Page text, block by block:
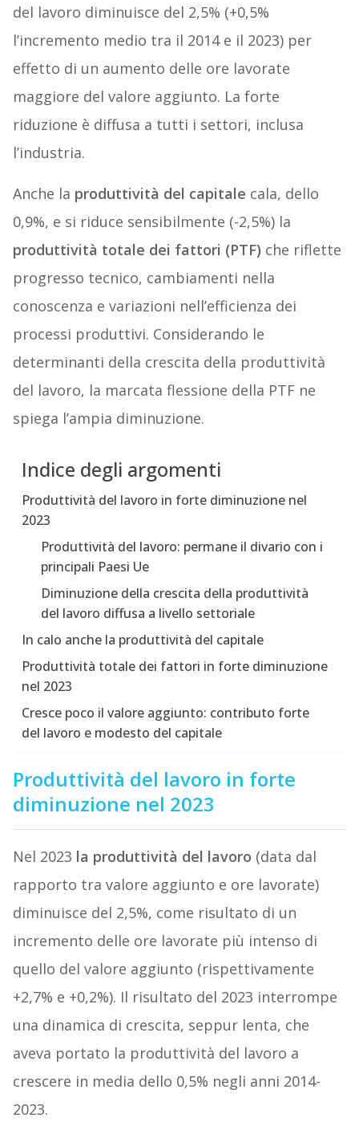
del lavoro diminuisce del 2,5% (+0,5%
l’incremento medio tra il 2014 e il 2023) per
effetto di un aumento delle ore lavorate
maggiore del valore aggiunto. La forte
riduzione è diffusa a tutti i settori, inclusa
l’industria.
Anche la produttività del capitale cala, dello
0,9%, e si riduce sensibilmente (-2,5%) la
produttività totale dei fattori (PTF) che riflette
progresso tecnico, cambiamenti nella
conoscenza e variazioni nell’efficienza dei
processi produttivi. Considerando le
determinanti della crescita della produttività
del lavoro, la marcata flessione della PTF ne
spiega l’ampia diminuzione.
Indice degli argomenti
Produttività del lavoro in forte diminuzione nel
2023
Produttività del lavoro: permane il divario con i
principali Paesi Ue
Diminuzione della crescita della produttività
del lavoro diffusa a livello settoriale
In calo anche la produttività del capitale
Produttività totale dei fattori in forte diminuzione
nel 2023
Cresce poco il valore aggiunto: contributo forte
del lavoro e modesto del capitale
Produttività del lavoro in forte
diminuzione nel 2023
Nel 2023 la produttività del lavoro (data dal
rapporto tra valore aggiunto e ore lavorate)
diminuisce del 2,5%, come risultato di un
incremento delle ore lavorate più intenso di
quello del valore aggiunto (rispettivamente
+2,7% e +0,2%). Il risultato del 2023 interrompe
una dinamica di crescita, seppur lenta, che
aveva portato la produttività del lavoro a
crescere in media dello 0,5% negli anni 2014-
2023.